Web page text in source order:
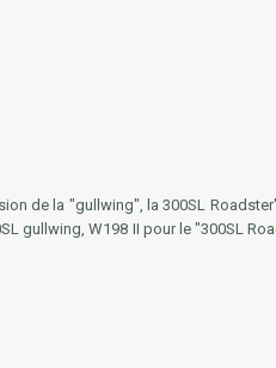
de la "gullwing", la 300SL
gullwing,W198 II pour le "300SL